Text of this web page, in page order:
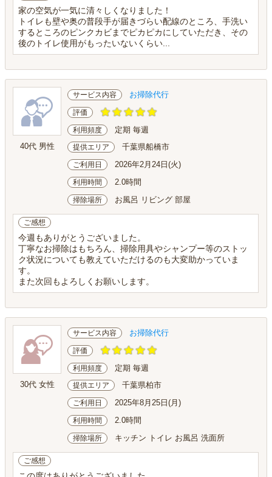
家の空気が一気に清々しくなりました！
トイレも壁や奥の普段手が届きづらい配線のところ、手洗い
するところのピンクカビまでピカピカにしていただき、その
後のトイレ使用がもったいないくらい...
40代 男性
サービス内容 お掃除代行
評価
利用頻度 定期 毎週
提供エリア 千葉県船橋市
ご利用日 2026年2月24日(火)
利用時間 2.0時間
掃除場所 お風呂 リビング 部屋
ご感想
今週もありがとうございました。
丁寧なお掃除はもちろん、掃除用具やシャンプー等のストッ
ク状況についても教えていただけるのも大変助かっていま
す。
また次回もよろしくお願いします。
30代 女性
サービス内容 お掃除代行
評価
利用頻度 定期 毎週
提供エリア 千葉県柏市
ご利用日 2025年8月25日(月)
利用時間 2.0時間
掃除場所 キッチン トイレ お風呂 洗面所
ご感想